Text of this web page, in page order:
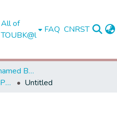
All of
TOUBK@l
FAQ CNRST
Université Sidi Mohamed Ben Abdellah de Fès
Faculté de Médecine, de Pharmacie et de Médecine Dentaire - Fès
Untitled